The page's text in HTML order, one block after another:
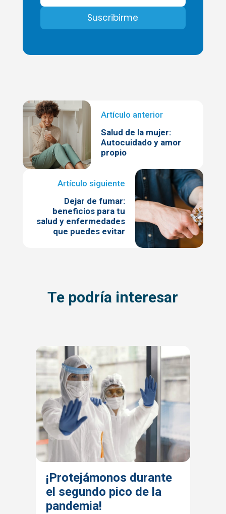
Salud de la mujer:
Autocuidado y amor
propio
Dejar de fumar:
beneficios para tu
salud y enfermedades
que puedes evitar
Te podría interesar
¡Protejámonos durante
el segundo pico de la
pandemia!